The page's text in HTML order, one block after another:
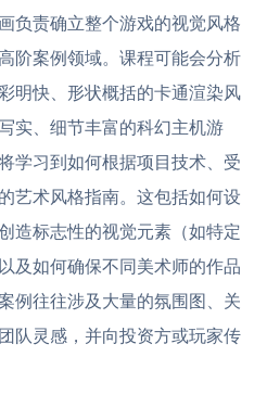
负责确立整个游戏的视觉风格
阶案例领域。课程可能会分析
明快、形状概括的卡通渲染风
实、细节丰富的科幻主机游
学习到如何根据项目技术、受
艺术风格指南。这包括如何设
造标志性的视觉元素（如特定
及如何确保不同美术师的作品
例往往涉及大量的氛围图、关
队灵感，并向投资方或玩家传